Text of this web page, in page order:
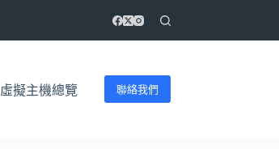
虛擬主機總覽 聯絡我們